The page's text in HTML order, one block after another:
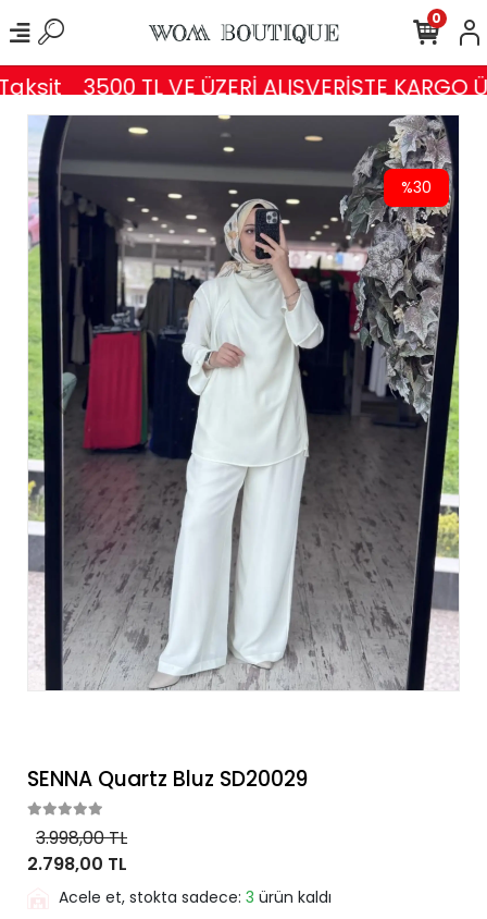
3500 TL VE ÜZERİ ALIŞVERİŞTE KARGO
0
%30
SENNA Quartz Bluz SD20029
3.998,00 TL
2.798,00 TL
Acele et, stokta sadece: 3 ürün kaldı